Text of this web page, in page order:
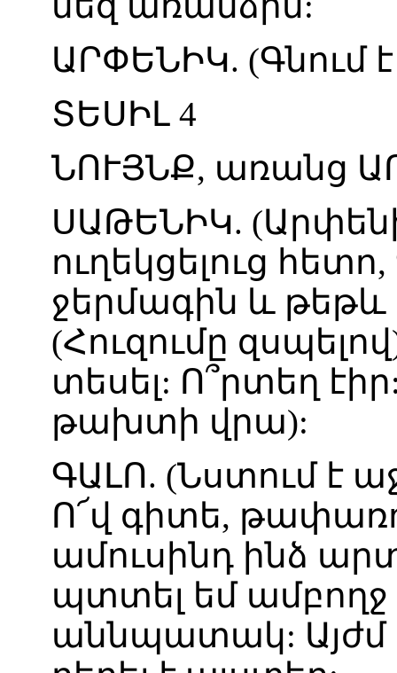
ԱՐՓԵՆԻԿ. (Գնում է
ՏԵՍԻԼ 4
ՆՈՒՅՆՔ, առանց
ՍԱԹԵՆԻԿ. (
ուղեկցելուց հետո,
ջերմագին և թեթև
(Հուզումը զսպելով
տեսել: Ո՞րտեղ էիր
թախտի վրա):
ԳԱԼՈ. (Նստում է
Ո՜վ գիտե,
ամուսինդ ինձ
պտտել եմ ամբողջ
աննպատակ: Այժմ